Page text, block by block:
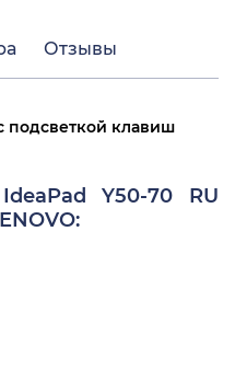
Отзывы
подсветкой клавиш
Y50-70 RU